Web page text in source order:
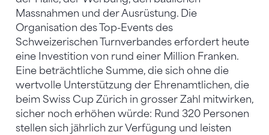
Massnahmen und der Ausrüstung. Die
Organisation des Top-Events des
Schweizerischen Turnverbandes erfordert heute
eine Investition von rund einer Million Franken.
Eine beträchtliche Summe, die sich ohne die
wertvolle Unterstützung der Ehrenamtlichen, die
beim Swiss Cup Zürich in grosser Zahl mitwirken,
sicher noch erhöhen würde: Rund 320 Personen
stellen sich jährlich zur Verfügung und leisten